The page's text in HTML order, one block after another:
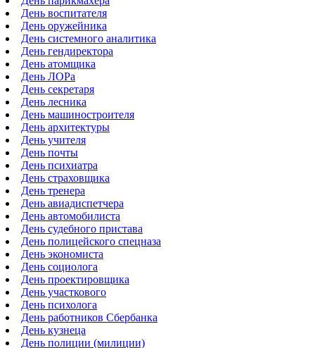
День воспитателя
День оружейника
День системного аналитика
День гендиректора
День атомщика
День ЛОРа
День секретаря
День лесника
День машиностроителя
День архитектуры
День учителя
День почты
День психиатра
День страховщика
День тренера
День авиадиспетчера
День автомобилиста
День судебного пристава
День полицейского спецназа
День экономиста
День социолога
День проектировщика
День участкового
День психолога
День работников Сбербанка
День кузнеца
День полиции (милиции)